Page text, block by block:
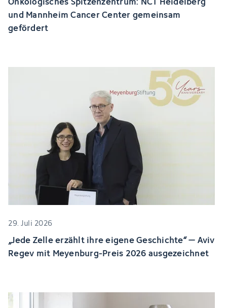
und Mannheim Cancer Center gemeinsam
gefördert
29. Juli 2026
„Jede Zelle erzählt ihre eigene Geschichte“ – Aviv
Regev mit Meyenburg-Preis 2026 ausgezeichnet